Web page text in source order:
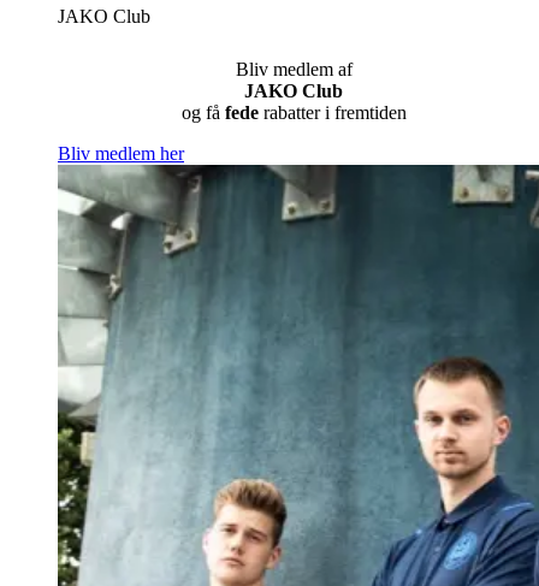
JAKO Club
Bliv medlem af
JAKO Club
og få federabatter i fremtiden
Bliv medlem her